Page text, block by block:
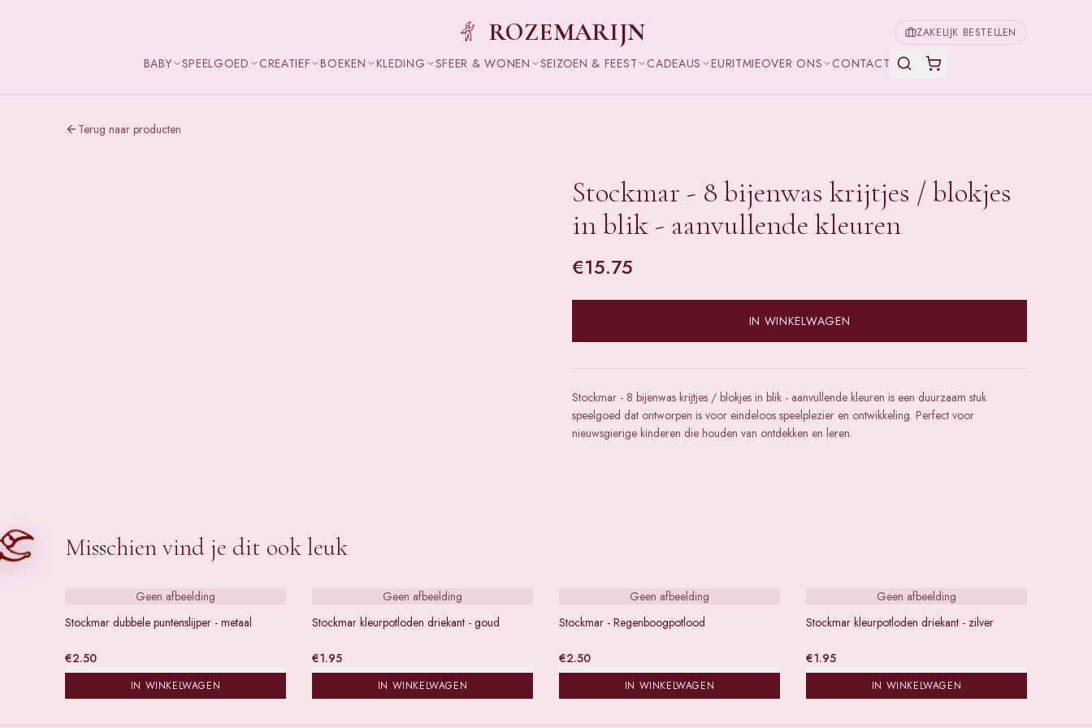
ROZEMARIJN ZAKELIJK BESTELLEN
BABY SPEELGOED CREATIEF BOEKEN KLEDING SFEER & WONEN SEIZOEN & FEEST CADEAUS EURITMIEOVER ONS CONTACT
Terug naar producten
Stockmar - 8 bijenwas krijtjes / blokjes
in blik - aanvullende kleuren
€15.75
IN WINKELWAGEN
Stockmar - 8 bijenwas krijtjes / blokjes in blik - aanvullende kleuren is een duurzaam stuk
speelgoed dat ontworpen is voor eindeloos speelplezier en ontwikkeling. Perfect voor
nieuwsgierige kinderen die houden van ontdekken en leren.
Misschien vind je dit ook leuk
Geen afbeelding
Stockmar dubbele puntenslijper - metaal
€2.50
IN WINKELWAGEN
Geen afbeelding
Stockmar kleurpotloden driekant - goud
€1.95
IN WINKELWAGEN
Geen afbeelding
Stockmar - Regenboogpotlood
€2.50
IN WINKELWAGEN
Geen afbeelding
Stockmar kleurpotloden driekant - zilver
€1.95
IN WINKELWAGEN